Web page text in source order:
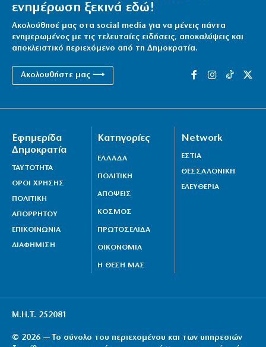
ενημέρωση ξεκινά εδώ!
Ακολούθησέ μας στα social media για να μένεις πάντα
ενημερωμένος με τις τελευταίες ειδήσεις, αποκαλύψεις και
αποκλειστικό περιεχόμενο από τη Δημοκρατία.
Ακολουθήστε μας ⟶
Εφημερίδα
Δημοκρατία
ΤΑΥΤΟΤΗΤΑ
ΟΡΟΙ ΧΡΗΣΗΣ
ΠΟΛΙΤΙΚΗ
ΑΠΟΡΡΗΤΟΥ
ΕΠΙΚΟΙΝΩΝΙΑ
ΔΙΑΦΗΜΙΣΗ
Κατηγορίες
ΕΛΛΑΔΑ
ΠΟΛΙΤΙΚΗ
ΑΠΟΨΕΙΣ
ΚΟΣΜΟΣ
ΠΡΩΤΟΣΕΛΙΔΑ
ΟΙΚΟΝΟΜΙΑ
Η ΘΕΣΗ ΜΑΣ
Network
ΕΣΤΙΑ
ΘΕΣΣΑΛΟΝΙΚΗ
ΕΛΕΥΘΕΡΙΑ
Μ.Η.Τ. 252081
© 2026 — Το σύνολο του περιεχομένου και των υπηρεσιών